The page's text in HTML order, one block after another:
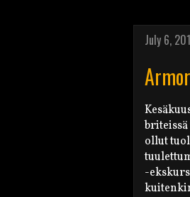
July 6,
ollut
-